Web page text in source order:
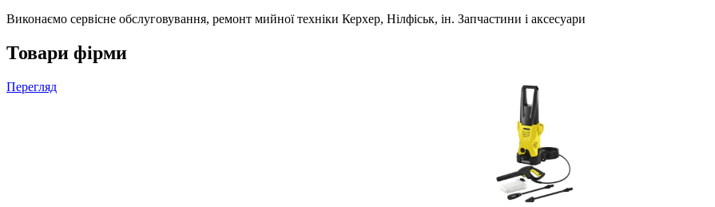
Виконаємо сервісне обслуговування, ремонт мийної техніки Керхер, Нілфіськ, ін. Запчастини і аксесуари
Товари фірми
Перегляд